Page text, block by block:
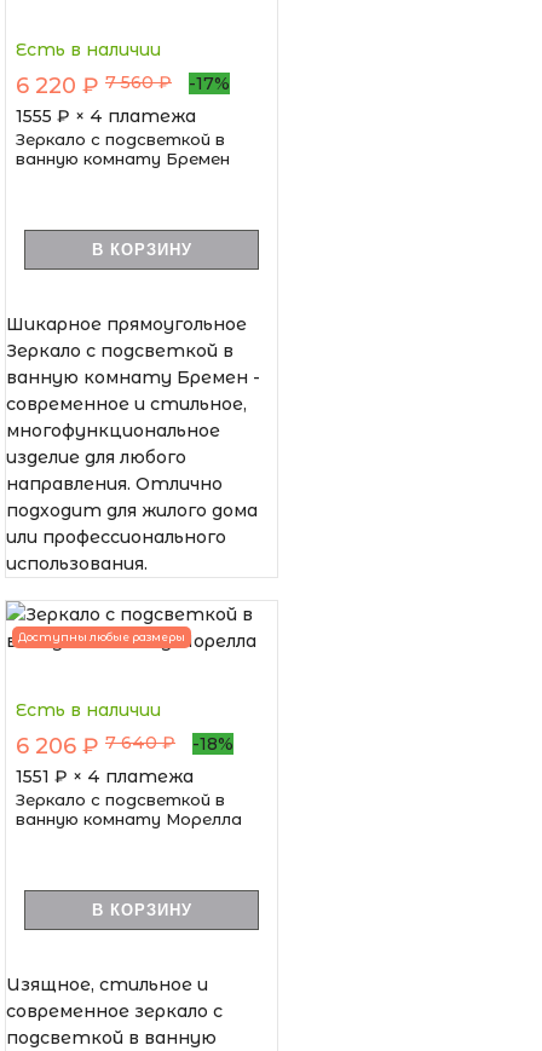
Есть в наличии
6 220 ₽ 7 560 ₽
-17%
1555 ₽ × 4 платежа
Зеркало с подсветкой в
ванную комнату Бремен
В КОРЗИНУ
Шикарное прямоугольное
Зеркало с подсветкой в
ванную комнату Бремен -
современное и стильное,
многофункциональное
изделие для любого
направления. Отлично
подходит для жилого дома
или профессионального
использования.
Доступны любые размеры
Есть в наличии
6 206 ₽ 7 640 ₽
-18%
1551 ₽ × 4 платежа
Зеркало с подсветкой в
ванную комнату Морелла
В КОРЗИНУ
Изящное, стильное и
современное зеркало с
подсветкой в ванную